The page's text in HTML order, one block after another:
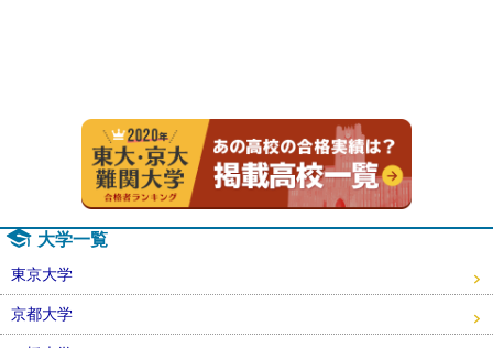
大学一覧
東京大学
京都大学